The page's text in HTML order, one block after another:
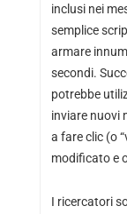
inclusi nei
semplice
armare
secondi.
potrebbe
inviare nuovi
a fare clic (o
modificato e
I ricercatori